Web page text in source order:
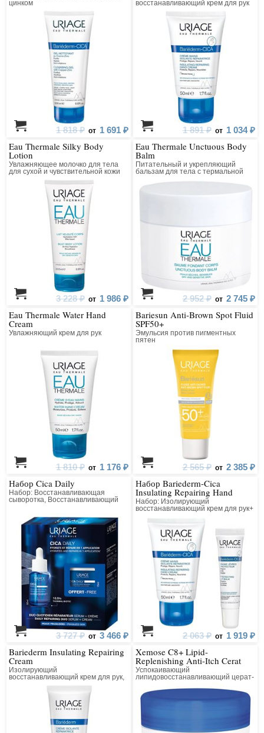
цинком
1 818 ₽ от 1 691 ₽
восстанавливающий крем для рук
1 891 ₽ от 1 034 ₽
Eau Thermale Silky Body
Lotion
Увлажняющее молочко для тела
для сухой и чувствительной кожи
3 228 ₽ от 1 986 ₽
Eau Thermale Unctuous Body
Balm
Питательный и укрепляющий
бальзам для тела с термальной
2 952 ₽ от 2 745 ₽
Eau Thermale Water Hand
Cream
Увлажняющий крем для рук
1 810 ₽ от 1 176 ₽
Bariesun Anti-Brown Spot Fluid
SPF50+
Эмульсия против пигментных
пятен
2 565 ₽ от 2 385 ₽
Набор Cica Daily
Набор: Восстанавливающая
сыворотка, Восстанавливающий
3 727 ₽ от 3 466 ₽
Набор Bariederm-Cica
Insulating Repairing Hand
Cream, Protecting Lip Balm
Набор: Изолирующий
восстанавливающий крем для рук+
2 063 ₽ от 1 919 ₽
Bariederm Insulating Repairing
Cream
Изолирующий
восстанавливающий крем для рук,
лица и тела
Xemose C8+ Lipid-
Replenishing Anti-Itch Cerat
Успокаивающий
липидовосстанавливающий церат-